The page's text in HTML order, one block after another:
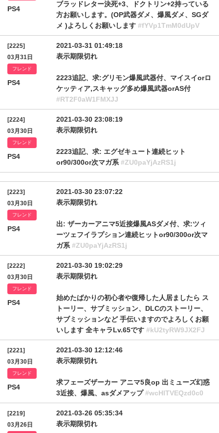
PS4
ブラッドレター決死+3、ドクトリン+2持っている
方お願いします。(OP武器ダメ、爆風ダメ、SGダ
メ )よろしくお願いします #fYVp1TmM0dUpV
[2225]
03月31日
フレンド
PS4
2021-03-31 01:49:18
表示期限切れ
2223追記、求:グリモン爆風武器付、マイスイorロ
ケッティア,スキャッグ多め爆風武器orAS付
#RT2F0aW1FMXJJ
[2224]
03月30日
フレンド
PS4
2021-03-30 23:08:19
表示期限切れ
2223追記、求: エグゼキュート連続ヒット
or90/300or次マガ系 #ZU0paYjAzRS1j
[2223]
03月30日
フレンド
PS4
2021-03-30 23:07:22
表示期限切れ
出: ザーカーアニマ5近接爆風ASダメ付、求:ツィ
ーツェフイラプション連続ヒットor90/300or次マ
ガ系 #ZU0paYjAzRS1j
[2222]
03月30日
フレンド
PS4
2021-03-30 19:02:29
表示期限切れ
始めたばかりの初心者や復帰した人居ましたら ス
トーリー、サブミッション、DLCのストーリー、
サブミッションなど 手伝いますのでよろしくお願
いします 全キャラLv.65です #kU2tyRW9JX2FJ
[2221]
03月30日
フレンド
PS4
2021-03-30 12:12:46
表示期限切れ
求フェーズザーカー アニマ5良op 出ミューズ幻惑
3近接、爆風、asダメアップ#wcHlTVEQzd0c0
[2219]
03月26日
2021-03-26 05:35:34
表示期限切れ